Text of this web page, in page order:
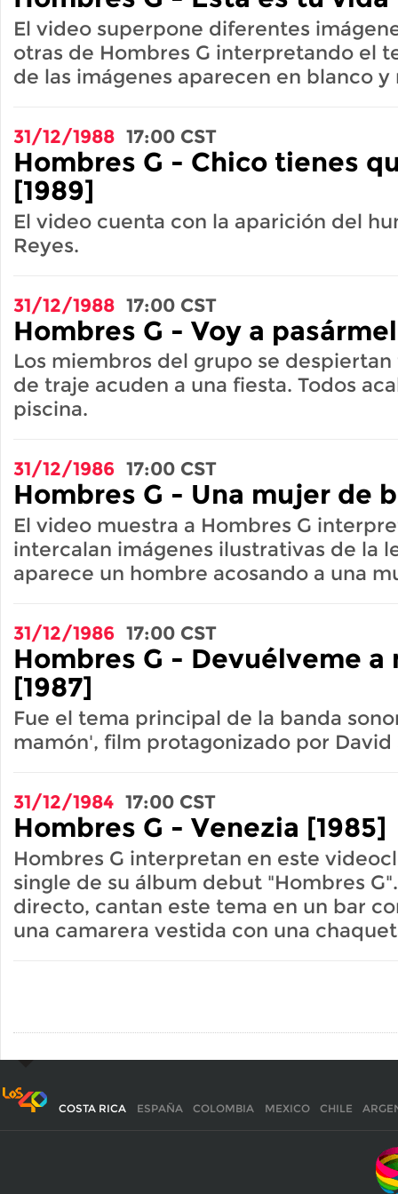
El video superpone diferentes
otras de Hombres G interpretando el
de las imágenes aparecen en blanco y
31/12/1988 17:00 CST
Hombres G - Chico tienes
[1989]
El video cuenta con la aparición del
Reyes.
31/12/1988 17:00 CST
Hombres G - Voy a
Los miembros del grupo se
de traje acuden a una fiesta. Todos
piscina.
31/12/1986 17:00 CST
Hombres G - Una mujer de
El video muestra a Hombres G
intercalan imágenes ilustrativas de la
aparece un hombre acosando a una
31/12/1986 17:00 CST
Hombres G - Devuélveme a
[1987]
Fue el tema principal de la banda
mamón', film protagonizado por David
31/12/1984 17:00 CST
Hombres G - Venezia [1985]
Hombres G interpretan en este
single de su álbum debut "Hombres
directo, cantan este tema en un bar
una camarera vestida con una
COSTA RICA ESPAÑA COLOMBIA MEXICO CHILE